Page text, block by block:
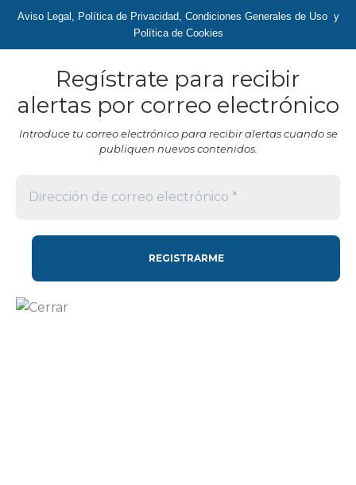
Aviso Legal, Política de Privacidad, Condiciones Generales de Uso y
Política de Cookies
Regístrate para recibir
alertas por correo electrónico
Introduce tu correo electrónico para recibir alertas cuando se
publiquen nuevos contenidos.